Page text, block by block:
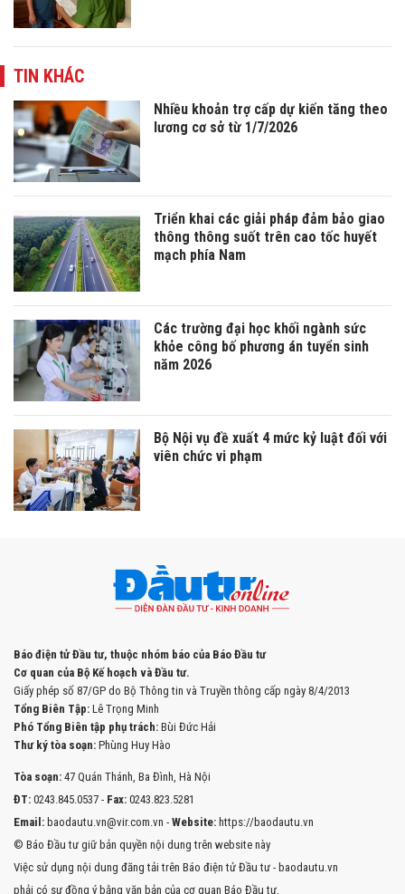
TIN KHÁC
Nhiều khoản trợ cấp dự kiến tăng theo
lương cơ sở từ 1/7/2026
Triển khai các giải pháp đảm bảo giao
thông thông suốt trên cao tốc huyết
mạch phía Nam
Các trường đại học khối ngành sức
khỏe công bố phương án tuyển sinh
năm 2026
Bộ Nội vụ đề xuất 4 mức kỷ luật đối với
viên chức vi phạm
Báo điện tử Đầu tư, thuộc nhóm báo của Báo Đầu tư
Cơ quan của Bộ Kế hoạch và Đầu tư.
Giấy phép số 87/GP do Bộ Thông tin và Truyền thông cấp ngày 8/4/2013
Tổng Biên Tập: Lê Trọng Minh
Phó Tổng Biên tập phụ trách: Bùi Đức Hải
Thư ký tòa soạn: Phùng Huy Hào
Tòa soạn: 47 Quán Thánh, Ba Đình, Hà Nội
ĐT: 0243.845.0537 - Fax: 0243.823.5281
Email: baodautu.vn@vir.com.vn - Website: https://baodautu.vn
© Báo Đầu tư giữ bản quyền nội dung trên website này
Việc sử dụng nội dung đăng tải trên Báo điện tử Đầu tư - baodautu.vn
phải có sự đồng ý bằng văn bản của cơ quan Báo Đầu tư.